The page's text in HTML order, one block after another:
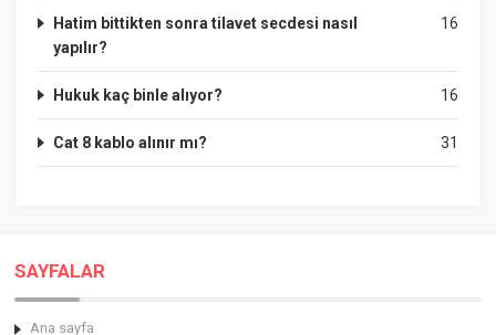
16
Hatim bittikten sonra tilavet secdesi nasıl
yapılır?
16
Hukuk kaç binle alıyor?
31
Cat 8 kablo alınır mı?
SAYFALAR
Ana sayfa